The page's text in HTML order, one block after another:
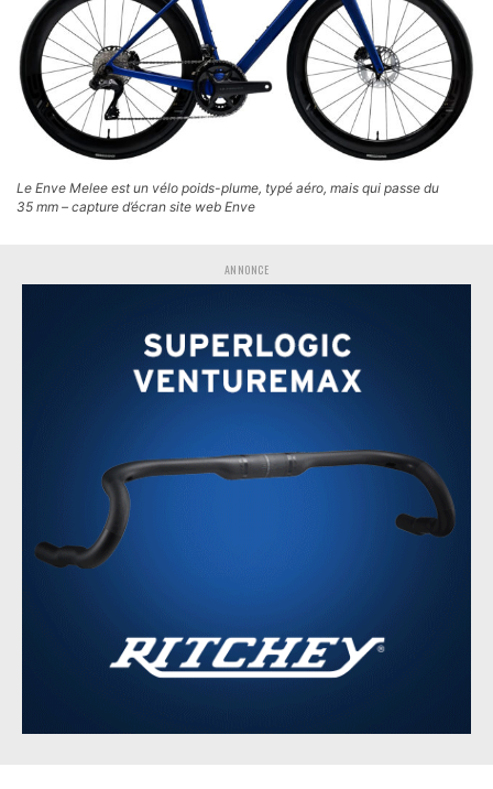
Le Enve Melee est un vélo poids-plume, typé aéro, mais qui passe du
35 mm – capture d’écran site web Enve
ANNONCE